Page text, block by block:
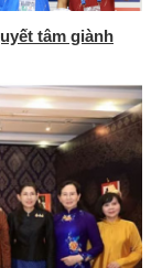
tâm giành